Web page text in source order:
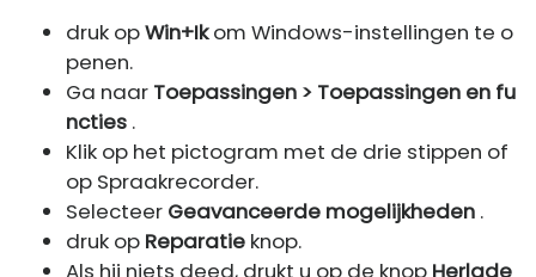
druk opWin+Ikom Windows-instellingen te o
penen.
Ga naar Toepassingen > Toepassingen en fu
ncties .
Klik op het pictogram met de drie stippen of
op Spraakrecorder.
Selecteer Geavanceerde mogelijkheden .
druk op Reparatie knop.
Als hij niets deed, drukt u op de knop Herlade